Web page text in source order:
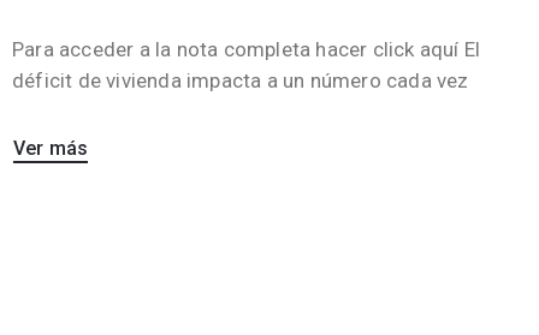
Para acceder a la nota completa hacer click aquí El
déficit de vivienda impacta a un número cada vez
Ver más